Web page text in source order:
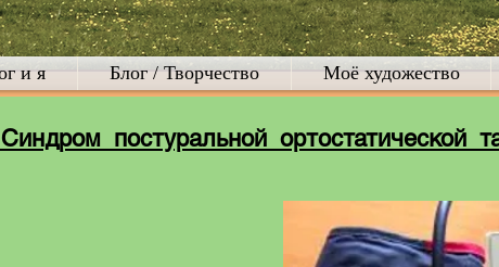
и я Блог / Творчество Моё художество
постуральной ортостатической